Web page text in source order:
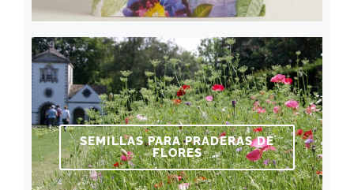
SEMILLAS PARA PRADERAS DE
FLORES